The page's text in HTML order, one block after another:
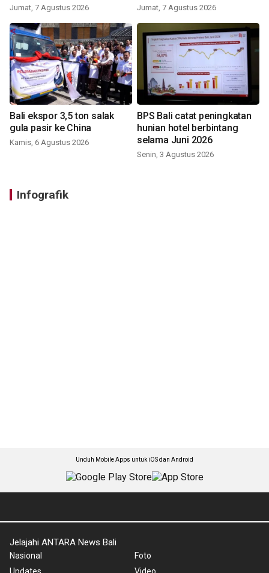
Jumat, 7 Agustus 2026 Jumat, 7 Agustus 2026
Bali ekspor 3,5 ton salak
gula pasir ke China
Kamis, 6 Agustus 2026
BPS Bali catat peningkatan
hunian hotel berbintang
selama Juni 2026
Senin, 3 Agustus 2026
Infografik
Unduh Mobile Apps untuk iOS dan Android
Jelajahi ANTARA News Bali
Nasional
Updates
Foto
Video